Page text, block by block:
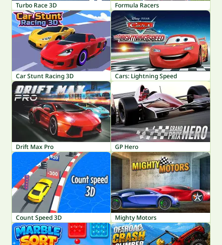
Turbo Race 3D Formula Racers
Car Stunt Racing 3D Cars: Lightning Speed
Drift Max Pro GP Hero
Count Speed 3D Mighty Motors